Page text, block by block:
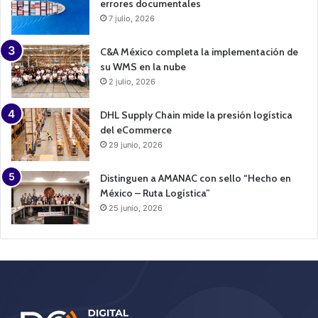
errores documentales
7 julio, 2026
C&A México completa la implementación de
su WMS en la nube
2 julio, 2026
DHL Supply Chain mide la presión logística
del eCommerce
29 junio, 2026
Distinguen a AMANAC con sello “Hecho en
México – Ruta Logística”
25 junio, 2026